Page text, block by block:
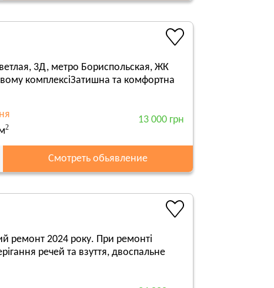
3Д, метро Бориспольская, ЖК
комплексіЗатишна та комфортна
2
13 000 грн
Смотреть обьявление
ремонт 2024 року. При ремонті
речей та взуття, двоспальне